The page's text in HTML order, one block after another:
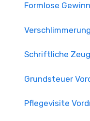
Formlose
Schriftliche
Grundsteuer
Pflegevisite